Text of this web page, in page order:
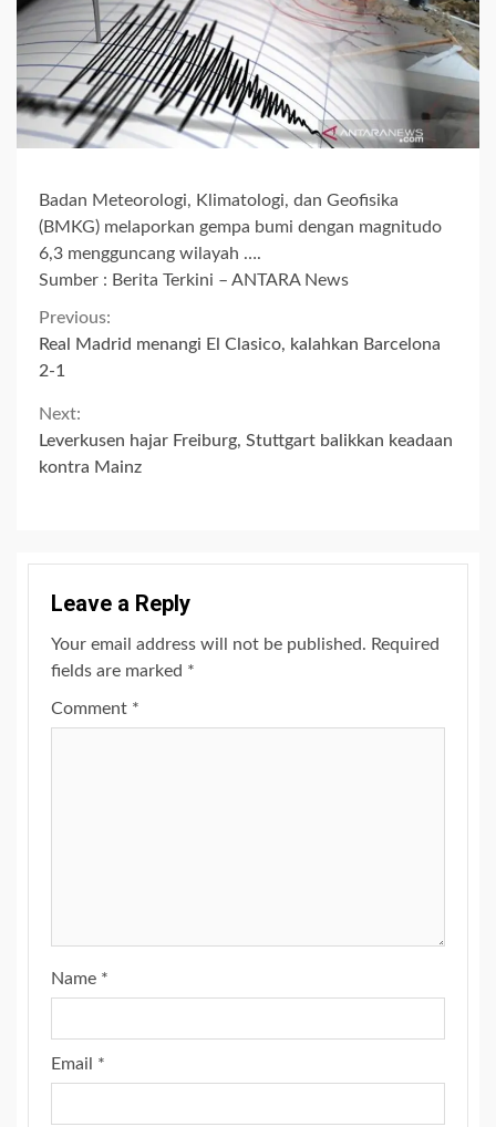
Badan Meteorologi, Klimatologi, dan Geofisika
(BMKG) melaporkan gempa bumi dengan magnitudo
6,3 mengguncang wilayah ….
Sumber : Berita Terkini – ANTARA News
Continue
Reading
Previous:
Real Madrid menangi El Clasico, kalahkan Barcelona
2-1
Next:
Leverkusen hajar Freiburg, Stuttgart balikkan keadaan
kontra Mainz
Leave a Reply
Your email address will not be published. Required
fields are marked *
Comment *
Name *
Email *